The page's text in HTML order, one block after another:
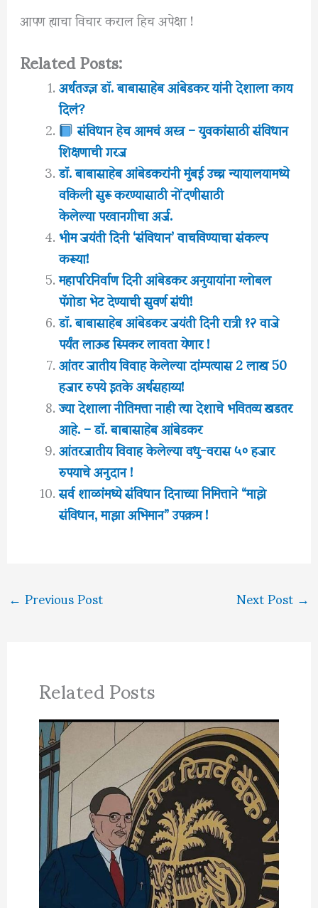
आपण ह्याचा विचार कराल हिच अपेक्षा !
Related Posts:
अर्थतज्ज्ञ डॉ. बाबासाहेब आंबेडकर यांनी देशाला काय
दिलं?
संविधान हेच आमचं अस्त्र – युवकांसाठी संविधान
शिक्षणाची गरज
डॉ. बाबासाहेब आंबेडकरांनी मुंबई उच्च न्यायालयामध्ये
वकिली सुरू करण्यासाठी नोंदणीसाठी
केलेल्या परवानगीचा अर्ज.
भीम जयंती दिनी ‘संविधान’ वाचविण्याचा संकल्प
करूया!
महापरिनिर्वाण दिनी आंबेडकर अनुयायांना ग्लोबल
पॅगोडा भेट देण्याची सुवर्ण संधी!
डॉ. बाबासाहेब आंबेडकर जयंती दिनी रात्री १२ वाजे
पर्यंत लाऊड स्पिकर लावता येणार !
आंतर जातीय विवाह केलेल्या दांम्पत्यास 2 लाख 50
हजार रुपये इतके अर्थसहाय्य!
ज्या देशाला नीतिमत्ता नाही त्या देशाचे भवितव्य खडतर
आहे. – डॉ. बाबासाहेब आंबेडकर
आंतरजातीय विवाह केलेल्या वधु-वरास ५० हजार
रुपयाचे अनुदान !
सर्व शाळांमध्ये संविधान दिनाच्या निमित्ताने “माझे
संविधान, माझा अभिमान” उपक्रम !
←Previous Post Next Post→
Related Posts